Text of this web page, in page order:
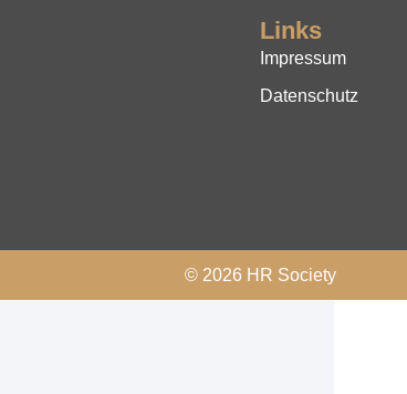
Links
Impressum
Datenschutz
© 2026 HR Society